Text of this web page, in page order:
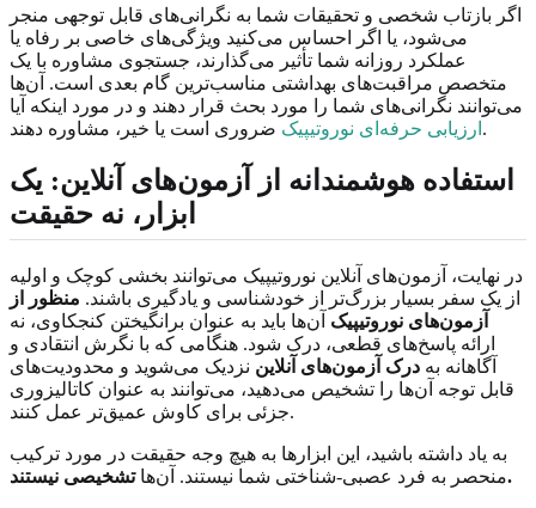
اگر بازتاب شخصی و تحقیقات شما به نگرانی‌های قابل توجهی منجر
می‌شود، یا اگر احساس می‌کنید ویژگی‌های خاصی بر رفاه یا
عملکرد روزانه شما تأثیر می‌گذارند، جستجوی مشاوره با یک
متخصص مراقبت‌های بهداشتی مناسب‌ترین گام بعدی است. آن‌ها
می‌توانند نگرانی‌های شما را مورد بحث قرار دهند و در مورد اینکه آیا
ارزیابی حرفه‌ای نوروتیپیک ضروری است یا خیر، مشاوره دهند.
استفاده هوشمندانه از آزمون‌های آنلاین: یک
ابزار، نه حقیقت
در نهایت، آزمون‌های آنلاین نوروتیپیک می‌توانند بخشی کوچک و اولیه
از یک سفر بسیار بزرگ‌تر از خودشناسی و یادگیری باشند. منظور از
آزمون‌های نوروتیپیک آن‌ها باید به عنوان برانگیختن کنجکاوی، نه
ارائه پاسخ‌های قطعی، درک شود. هنگامی که با نگرش انتقادی و
آگاهانه به درک آزمون‌های آنلاین نزدیک می‌شوید و محدودیت‌های
قابل توجه آن‌ها را تشخیص می‌دهید، می‌توانند به عنوان کاتالیزوری
جزئی برای کاوش عمیق‌تر عمل کنند.
به یاد داشته باشید، این ابزارها به هیچ وجه حقیقت در مورد ترکیب
منحصر به فرد عصبی-شناختی شما نیستند. آن‌هاتشخیصی نیستند.